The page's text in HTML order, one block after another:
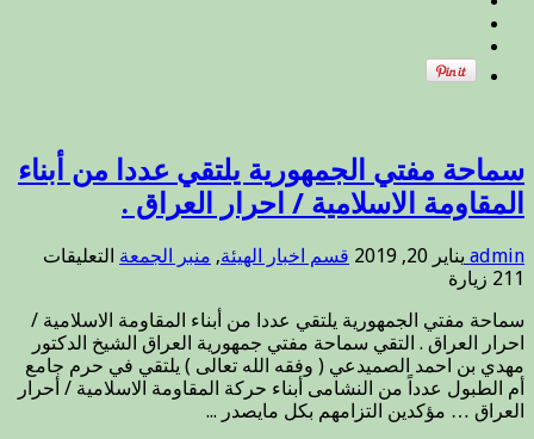
..
مغلقة
سماحة مفتي الجمهورية يلتقي عددا من أبناء
المقاومة الاسلامية / احرار العراق .
admin يناير 20, 2019 قسم اخبار الهيئة, منبر الجمعة التعليقات
يلتقي
عددا
من
211 زيارة
سماحة مفتي الجمهورية يلتقي عددا من أبناء المقاومة الاسلامية /
احرار العراق . التقي سماحة مفتي جمهورية العراق الشيخ الدكتور
مهدي بن احمد الصميدعي ( وفقه الله تعالى ) يلتقي في حرم جامع
أم الطبول عدداً من النشامى أبناء حركة المقاومة الاسلامية / أحرار
العراق … مؤكدين التزامهم بكل مايصدر ...